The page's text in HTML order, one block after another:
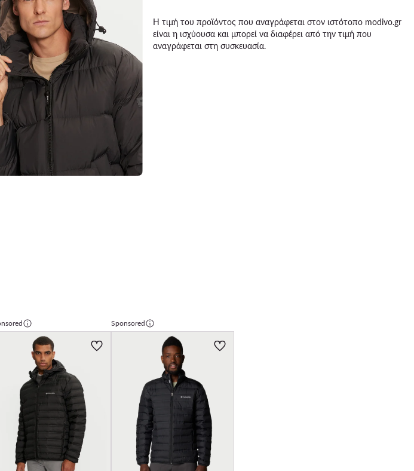
Η τιμή του προϊόντος που αναγράφεται στον ιστότοπο modivo.gr
είναι η ισχύουσα και μπορεί να διαφέρει από την τιμή που
αναγράφεται στη συσκευασία.
Sponsored